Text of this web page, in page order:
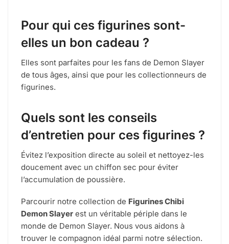
Pour qui ces figurines sont-
elles un bon cadeau ?
Elles sont parfaites pour les fans de Demon Slayer
de tous âges, ainsi que pour les collectionneurs de
figurines.
Quels sont les conseils
d’entretien pour ces figurines ?
Évitez l’exposition directe au soleil et nettoyez-les
doucement avec un chiffon sec pour éviter
l’accumulation de poussière.
Parcourir notre collection de Figurines Chibi
Demon Slayer est un véritable périple dans le
monde de Demon Slayer. Nous vous aidons à
trouver le compagnon idéal parmi notre sélection.